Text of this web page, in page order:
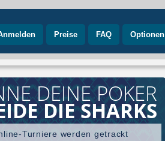
Preise FAQ Optionen
DEINE POKER
DIE SHARKS
Turniere werden getrackt